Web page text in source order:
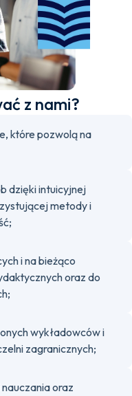
z nami?
które pozwolą na
dzięki intuicyjnej
metody i
i na bieżąco
oraz do
wykładowców i
zagranicznych;
oraz